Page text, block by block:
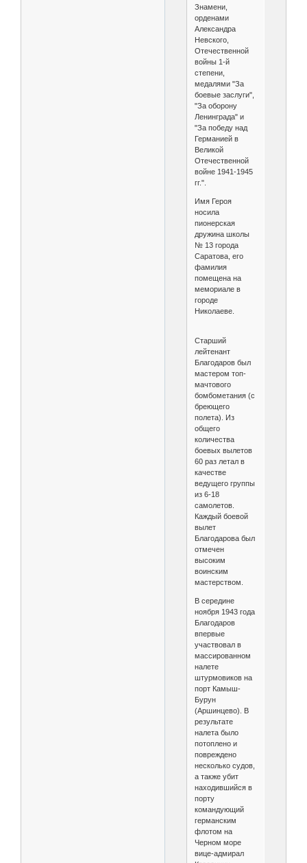
Знамени,
орденами
Александра
Невского,
Отечественной
войны 1-й
степени,
медалями "За
боевые заслуги",
"За оборону
Ленинграда" и
"За победу над
Германией в
Великой
Отечественной
войне 1941-1945
гг.".
Имя Героя
носила
пионерская
дружина школы
№ 13 города
Саратова, его
фамилия
помещена на
мемориале в
городе
Николаеве.
Старший
лейтенант
Благодаров был
мастером топ-
мачтового
бомбометания (с
бреющего
полета). Из
общего
количества
боевых вылетов
60 раз летал в
качестве
ведущего группы
из 6-18
самолетов.
Каждый боевой
вылет
Благодарова был
отмечен
высоким
воинским
мастерством.
В середине
ноября 1943 года
Благодаров
впервые
участвовал в
массированном
налете
штурмовиков на
порт Камыш-
Бурун
(Аршинцево). В
результате
налета было
потоплено и
повреждено
несколько судов,
а также убит
находившийся в
порту
командующий
германским
флотом на
Черном море
вице-адмирал